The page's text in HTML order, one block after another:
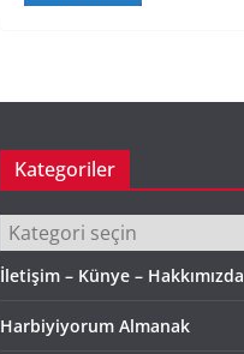
Kategoriler
Kategoriler
İletişim – Künye – Hakkımızda
Harbiyiyorum Almanak